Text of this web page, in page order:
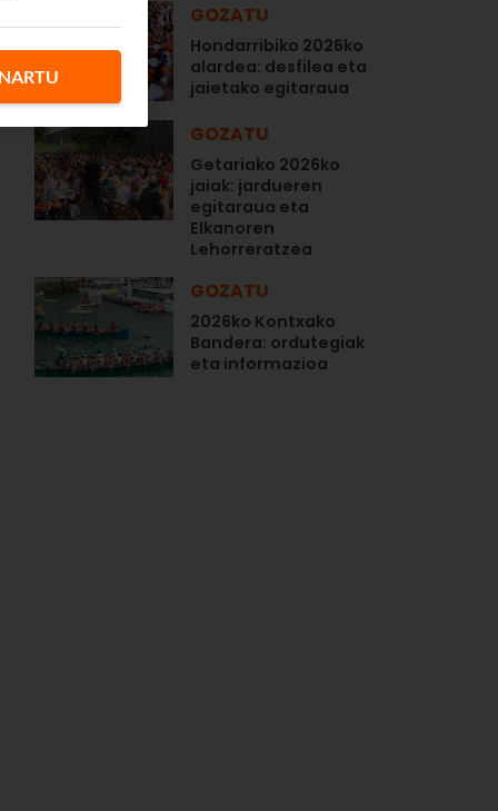
GOZATU
Hondarribiko 2026ko
alardea: desfilea eta
jaietako egitaraua
GOZATU
Getariako 2026ko
jaiak: jardueren
egitaraua eta
Elkanoren
Lehorreratzea
GOZATU
2026ko Kontxako
Bandera: ordutegiak
eta informazioa